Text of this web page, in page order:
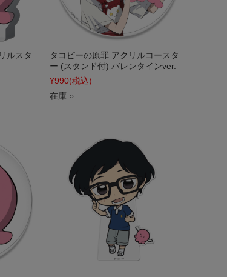
ルスタ
タコピーの原罪 アクリルコースタ
ー (スタンド付) バレンタインver.
¥990(税込)
在庫 ○